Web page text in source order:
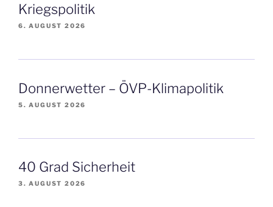
Kriegspolitik
6. AUGUST 2026
Donnerwetter – ÖVP-Klimapolitik
5. AUGUST 2026
40 Grad Sicherheit
3. AUGUST 2026